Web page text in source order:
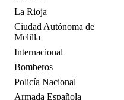
La Rioja
Ciudad Autónoma de
Melilla
Internacional
Bomberos
Policía Nacional
Armada Española